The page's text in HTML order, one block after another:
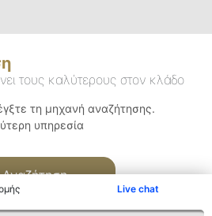
Live chat
τους καλύτερους στον κλάδο
τη μηχανή αναζήτησης.
υπηρεσία
Αναζήτηση